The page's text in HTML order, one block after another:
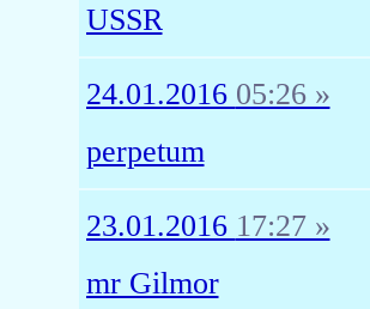
USSR
24.01.2016 05:26 »
perpetum
23.01.2016 17:27 »
mr Gilmor